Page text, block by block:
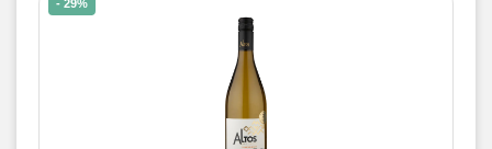
- 29%